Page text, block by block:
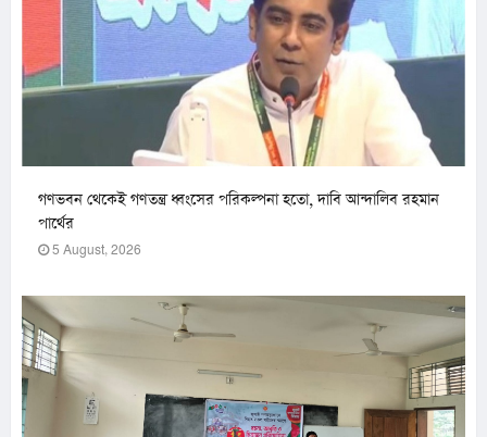
গণভবন থেকেই গণতন্ত্র ধ্বংসের পরিকল্পনা হতো, দাবি আন্দালিব রহমান
পার্থের
5 August, 2026